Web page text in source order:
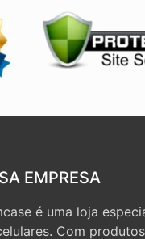
EMPRESA
é uma loja
Com